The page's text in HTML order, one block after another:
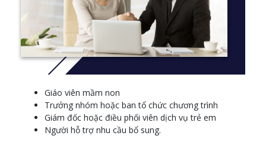
Units
Maintain work health and safety
Develop positive and respectful relationships with children
Ensure the health and safety of children
Provide care for babies and toddlers
Provide care for children
Develop cultural competence
Work with diverse people
Promote and provide healthy food and drinks
Giáo viên mầm non
Trưởng nhóm hoặc ban tổ chức chương trình
Giám đốc hoặc điều phối viên dịch vụ trẻ em
Người hỗ trợ nhu cầu bổ sung.